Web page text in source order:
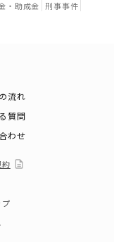
・助成金 刑事事件
流れ
質問
わせ